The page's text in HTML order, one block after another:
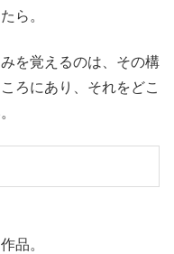
ら。
を覚えるのは、その構
ろにあり、それをどこ
品。